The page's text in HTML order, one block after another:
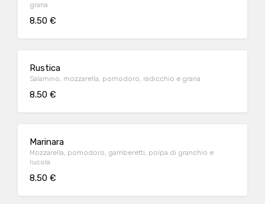
grana
8.50 €
Rustica
Salamino, mozzarella, pomodoro, radicchio e grana
8.50 €
Marinara
Mozzarella, pomodoro, gamberetti, polpa di granchio e
rucola
8.50 €